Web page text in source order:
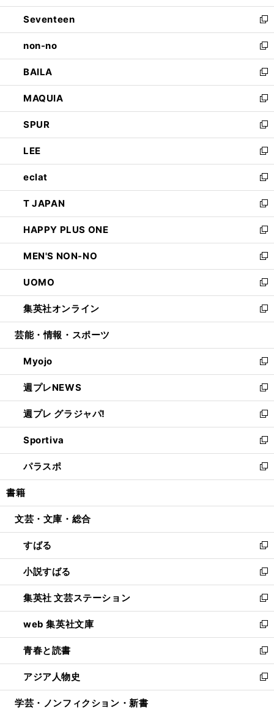
開
く
ウ
で
開
く
ン
ド
ウ
で
開
く
Seventeen
新
し
い
ウ
ィ
ン
ド
ウ
で
開
く
non-no
新
し
い
ウ
ィ
ン
ド
ウ
で
開
く
BAILA
新
し
い
ウ
ィ
ン
ド
ウ
で
開
く
MAQUIA
新
し
い
ウ
ィ
ン
ド
ウ
で
開
く
SPUR
新
し
い
ウ
ィ
ン
ド
ウ
で
開
く
LEE
新
し
い
ウ
ィ
ン
ド
ウ
で
開
く
eclat
新
し
い
ウ
ィ
ン
ド
ウ
で
開
く
T JAPAN
新
し
い
ウ
ィ
ン
ド
ウ
で
開
HAPPY PLUS ONE
新
し
い
ウ
ィ
ン
ド
ウ
開
く
MEN'S NON-NO
新
し
い
ウ
ィ
ン
ウ
で
開
く
UOMO
新
し
い
ウ
ン
ド
ウ
で
開
く
集英社オンライン
新
し
ウ
ィ
ン
ド
ウ
で
開
く
芸能・情報・スポーツ
Myojo
新
し
い
ウ
ィ
ン
ド
ウ
で
開
週プレNEWS
新
し
い
ウ
ィ
ン
ド
ウ
開
週プレ グラジャパ!
新
し
い
ウ
ィ
ン
ウ
開
く
Sportiva
新
し
い
ウ
ン
ウ
で
開
く
パラスポ
新
し
ウ
ン
ド
ウ
で
開
く
書籍
文芸・文庫・総合
すばる
新
し
い
ウ
ィ
ン
ド
ウ
で
開
く
小説すばる
新
し
い
ウ
ィ
ン
ド
ウ
で
開
集英社 文芸ステーション
新
し
い
ウ
ィ
ン
ド
ウ
web 集英社文庫
新
し
い
ウ
ィ
ン
青春と読書
新
し
い
ウ
アジア人物史
新
し
学芸・ノンフィクション・新書